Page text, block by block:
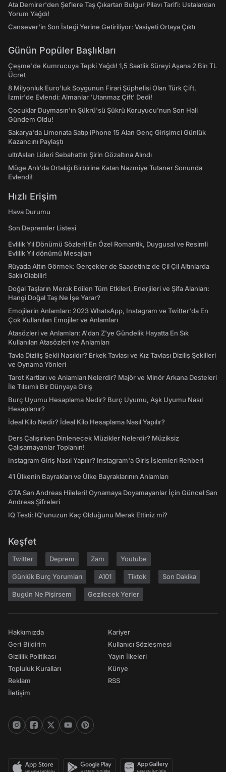
Ata Demirer'den Şeflere Taş Çıkartan Bulgur Pilavı Tarifi: Ustalardan
Yorum Yağdı!
Cansever'in Son İsteği Yerine Getiriliyor: Vasiyeti Ortaya Çıktı
Günün Popüler Başlıkları
Çeşme'de Kumrucuya Tepki Yağdı! 1,5 Saatlik Süreyi Aşana 2 Bin TL
Ücret
8 Milyonluk Euro'luk Soygunun Firari Şüphelisi Olan Türk Çift,
İzmir'de Evlendi: Almanlar 'Utanmaz Çift' Dedi!
Çocuklar Duymasın'ın Şükrü'sü Şükrü Koruyucu'nun Son Hali
Gündem Oldu!
Sakarya'da Limonata Satıp iPhone 15 Alan Genç Girişimci Günlük
Kazancını Paylaştı
ultrAslan Lideri Sebahattin Şirin Gözaltına Alındı
Müge Anlı'da Ortalığı Birbirine Katan Nazmiye Tutaner Sonunda
Evlendi!
Hızlı Erişim
Hava Durumu
Son Depremler Listesi
Evlilik Yıl Dönümü Sözleri! En Özel Romantik, Duygusal ve Resimli
Evlilik Yıl dönümü Mesajları
Rüyada Altın Görmek: Gerçekler de Saadetiniz de Çil Çil Altınlarda
Saklı Olabilir!
Doğal Taşların Merak Edilen Tüm Etkileri, Enerjileri ve Şifa Alanları:
Hangi Doğal Taş Ne İşe Yarar?
Emojilerin Anlamları: 2023 WhatsApp, Instagram ve Twitter'da En
Çok Kullanılan Emojiler ve Anlamları
Atasözleri ve Anlamları: A'dan Z'ye Gündelik Hayatta En Sık
Kullanılan Atasözleri ve Anlamları
Tavla Diziliş Şekli Nasıldır? Erkek Tavlası ve Kız Tavlası Diziliş Şekilleri
ve Oynama Yönleri
Tarot Kartları ve Anlamları Nelerdir? Majör ve Minör Arkana Desteleri
İle Tılsımlı Bir Dünyaya Giriş
Burç Uyumu Hesaplama Nedir? Burç Uyumu, Aşk Uyumu Nasıl
Hesaplanır?
İdeal Kilo Nedir? İdeal Kilo Hesaplama Nasıl Yapılır?
Ders Çalışırken Dinlenecek Müzikler Nelerdir? Müziksiz
Çalışamayanlar Toplanın!
Instagram Giriş Nasıl Yapılır? Instagram'a Giriş İşlemleri Rehberi
41 Ülkenin Bayrakları ve Ülke Bayraklarının Anlamları
GTA San Andreas Hileleri! Oynamaya Doyamayanlar İçin Güncel San
Andreas Şifreleri
IQ Testi: IQ'unuzun Kaç Olduğunu Merak Ettiniz mi?
Keşfet
Twitter Deprem Zam Youtube
Günlük Burç Yorumları A101 Tiktok Son Dakika
Bugün Ne Pişirsem Gezilecek Yerler
Hakkımızda
Geri Bildirim
Gizlilik Politikası
Topluluk Kuralları
Reklam
İletişim
Kariyer
Kullanıcı Sözleşmesi
Yayın İlkeleri
Künye
RSS